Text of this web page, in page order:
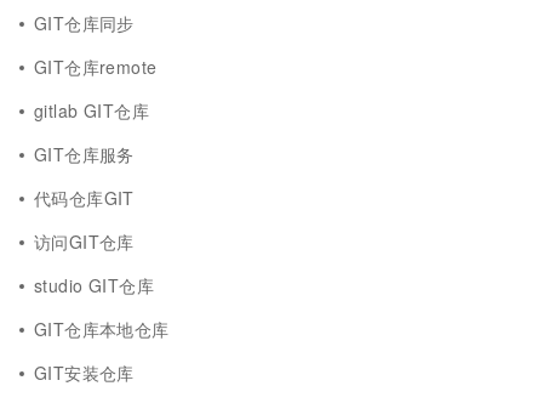
GIT仓库同步
GIT仓库remote
gitlab GIT仓库
GIT仓库服务
代码仓库GIT
访问GIT仓库
studio GIT仓库
GIT仓库本地仓库
GIT安装仓库